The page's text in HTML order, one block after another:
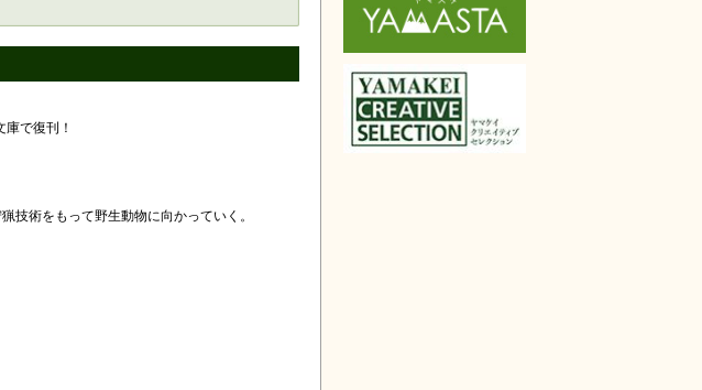
で復刊！
技術をもって野生動物に向かっていく。